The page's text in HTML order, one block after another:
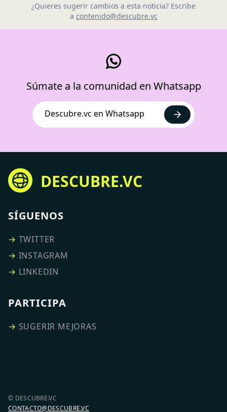
¿Quieres sugerir cambios a esta noticia? Escribe
a contenido@descubre.vc
Súmate a la comunidad en Whatsapp
Descubre.vc en Whatsapp
DESCUBRE.VC
SÍGUENOS
→ TWITTER
→ INSTAGRAM
→ LINKEDIN
PARTICIPA
→ SUGERIR MEJORAS
© DESCUBRE.VC
CONTACTO@DESCUBRE.VC